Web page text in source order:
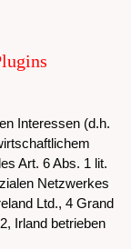
Interessen (d.h.
Art. 6 Abs. 1 lit.
Netzwerkes
Ltd., 4 Grand
Irland betrieben